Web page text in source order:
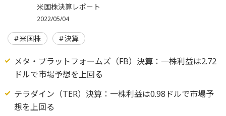
米国株決算レポート
2022/05/04
米国株 決算
メタ・プラットフォームズ（FB）決算：一株利益は2.72
ドルで市場予想を上回る
テラダイン（TER）決算：一株利益は0.98ドルで市場予
想を上回る